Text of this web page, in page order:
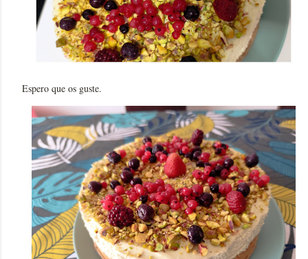
Espero que os guste.